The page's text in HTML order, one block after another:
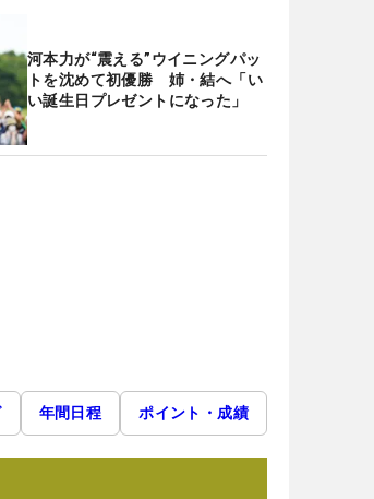
河本力が“震える”ウイニングパッ
トを沈めて初優勝 姉・結へ「い
い誕生日プレゼントになった」
年間日程 ポイント・成績